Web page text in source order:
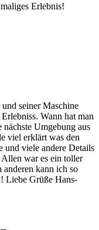
Erlebnis!
seiner Maschine
Wann hat man
Umgebung aus
viel erklärt was den
und viele andere Details
war es ein toller
kann ich so
Liebe Grüße Hans-